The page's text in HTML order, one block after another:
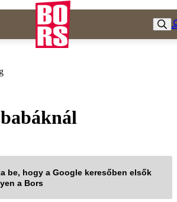
be, hogy a Google keresőben elsők
a Bors